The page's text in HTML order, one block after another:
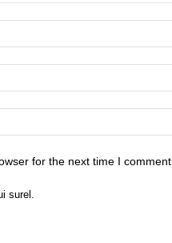
for the next time I comment.
surel.